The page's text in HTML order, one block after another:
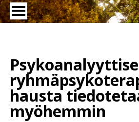
hausta
myöhemmin